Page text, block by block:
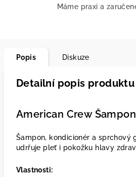
Máme praxi a
Popis Diskuze
Detailní popis produktu
American Crew
Šampon, kondicionér a sprchový
udrřuje pleť i pokožku hlavy
Vlastnosti: